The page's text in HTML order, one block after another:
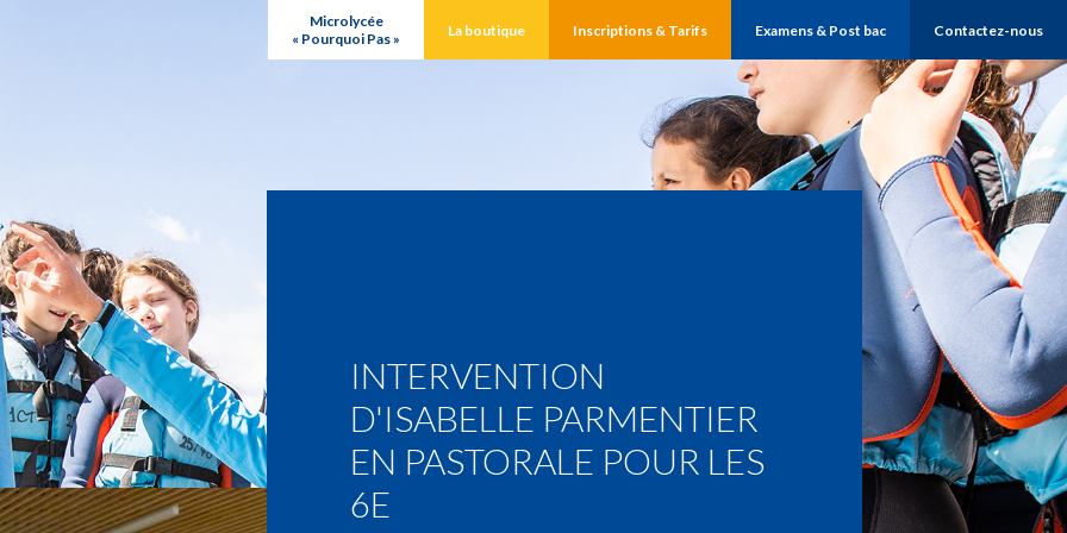
Microlycée
« Pourquoi Pas »
La boutique Inscriptions & Tarifs Examens & Post bac Contactez-nous
INTERVENTION
D'ISABELLE PARMENTIER
EN PASTORALE POUR LES
6E